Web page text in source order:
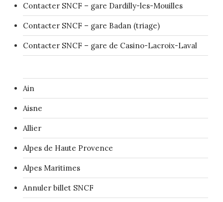
Contacter SNCF – gare Dardilly-les-Mouilles
Contacter SNCF – gare Badan (triage)
Contacter SNCF – gare de Casino-Lacroix-Laval
Ain
Aisne
Allier
Alpes de Haute Provence
Alpes Maritimes
Annuler billet SNCF